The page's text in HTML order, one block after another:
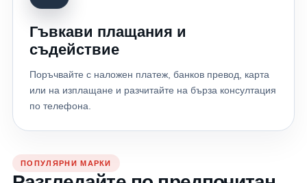
Гъвкави плащания и
съдействие
Поръчвайте с наложен платеж, банков превод, карта
или на изплащане и разчитайте на бърза консултация
по телефона.
ПОПУЛЯРНИ МАРКИ